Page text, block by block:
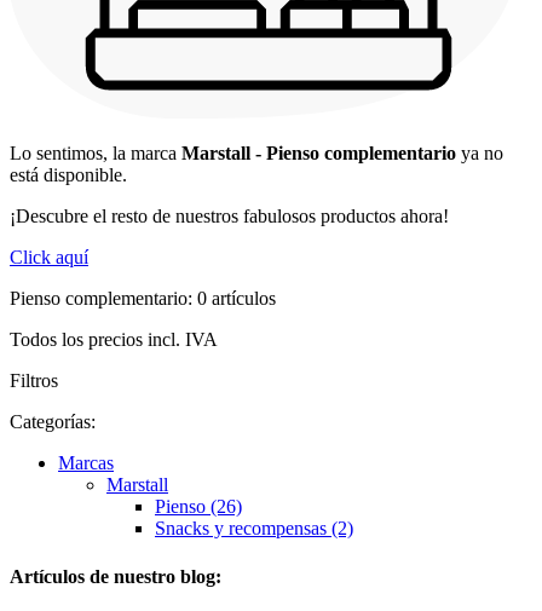
Lo sentimos, la marca Marstall - Pienso complementario ya no
está disponible.
¡Descubre el resto de nuestros fabulosos productos ahora!
Click aquí
Pienso complementario: 0 artículos
Todos los precios incl. IVA
Filtros
Categorías:
Marcas
Marstall
Pienso (26)
Snacks y recompensas (2)
Artículos de nuestro blog: